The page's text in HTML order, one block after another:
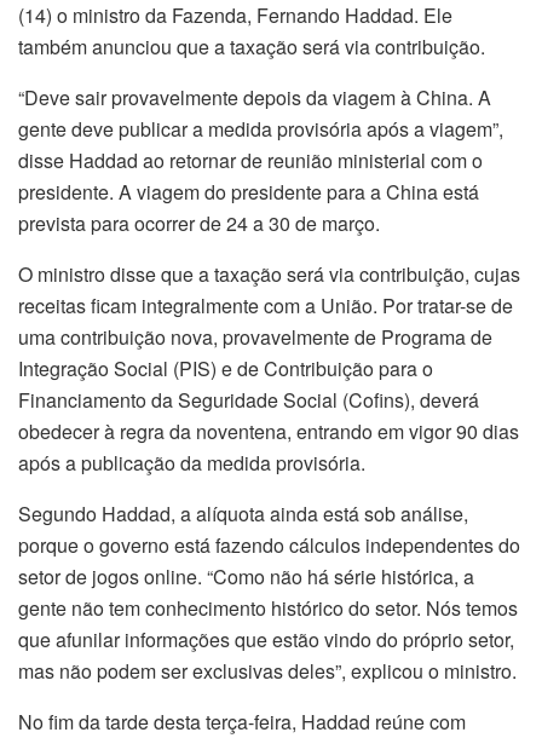
(14) o ministro da Fazenda, Fernando Haddad. Ele
também anunciou que a taxação será via contribuição.
“Deve sair provavelmente depois da viagem à China. A
gente deve publicar a medida provisória após a viagem”,
disse Haddad ao retornar de reunião ministerial com o
presidente. A viagem do presidente para a China está
prevista para ocorrer de 24 a 30 de março.
O ministro disse que a taxação será via contribuição, cujas
receitas ficam integralmente com a União. Por tratar-se de
uma contribuição nova, provavelmente de Programa de
Integração Social (PIS) e de Contribuição para o
Financiamento da Seguridade Social (Cofins), deverá
obedecer à regra da noventena, entrando em vigor 90 dias
após a publicação da medida provisória.
Segundo Haddad, a alíquota ainda está sob análise,
porque o governo está fazendo cálculos independentes do
setor de jogos online. “Como não há série histórica, a
gente não tem conhecimento histórico do setor. Nós temos
que afunilar informações que estão vindo do próprio setor,
mas não podem ser exclusivas deles”, explicou o ministro.
No fim da tarde desta terça-feira, Haddad reúne com